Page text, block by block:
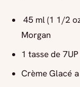
45 ml (1 1/2
Morgan
1 tasse de
Crème Glacé